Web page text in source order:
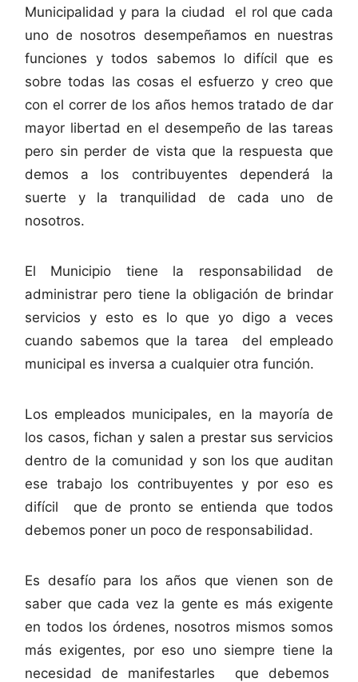
Municipalidad y para la ciudad el rol que cada
uno de nosotros desempeñamos en nuestras
funciones y todos sabemos lo difícil que es
sobre todas las cosas el esfuerzo y creo que
con el correr de los años hemos tratado de dar
mayor libertad en el desempeño de las tareas
pero sin perder de vista que la respuesta que
demos a los contribuyentes dependerá la
suerte y la tranquilidad de cada uno de
nosotros.
El Municipio tiene la responsabilidad de
administrar pero tiene la obligación de brindar
servicios y esto es lo que yo digo a veces
cuando sabemos que la tarea del empleado
municipal es inversa a cualquier otra función.
Los empleados municipales, en la mayoría de
los casos, fichan y salen a prestar sus servicios
dentro de la comunidad y son los que auditan
ese trabajo los contribuyentes y por eso es
difícil que de pronto se entienda que todos
debemos poner un poco de responsabilidad.
Es desafío para los años que vienen son de
saber que cada vez la gente es más exigente
en todos los órdenes, nosotros mismos somos
más exigentes, por eso uno siempre tiene la
necesidad de manifestarles que debemos